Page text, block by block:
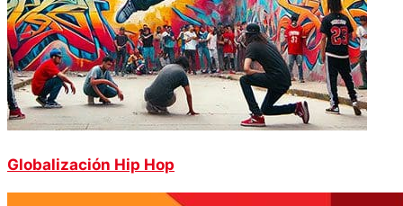
Globalización Hip Hop